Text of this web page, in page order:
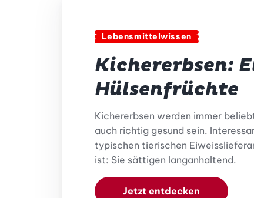
Lebensmittelwissen
Kichererbsen:
Hülsenfrüchte
Kichererbsen werden immer
auch richtig gesund sein.
typischen tierischen
ist: Sie sättigen langanhaltend.
Jetzt entdecken